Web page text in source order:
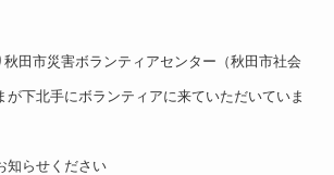
田市災害ボランティアセンター（秋田市社会
が下北手にボランティアに来ていただいていま
知らせください